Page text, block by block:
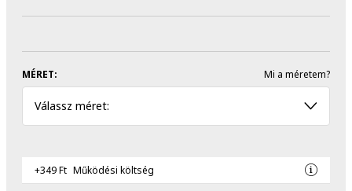
MÉRET: Mi a méretem?
Válassz méret:
+349 Ft Működési költség